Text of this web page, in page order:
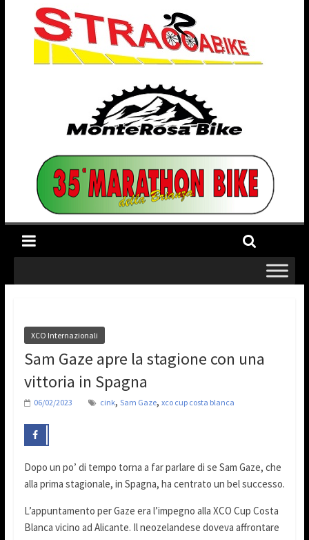
XCO Internazionali
Sam Gaze apre la stagione con una
vittoria in Spagna
06/02/2023 cink, Sam Gaze, xco cup costa blanca
Dopo un po’ di tempo torna a far parlare di se Sam Gaze, che
alla prima stagionale, in Spagna, ha centrato un bel successo.
L’appuntamento per Gaze era l’impegno alla XCO Cup Costa
Blanca vicino ad Alicante. Il neozelandese doveva affrontare